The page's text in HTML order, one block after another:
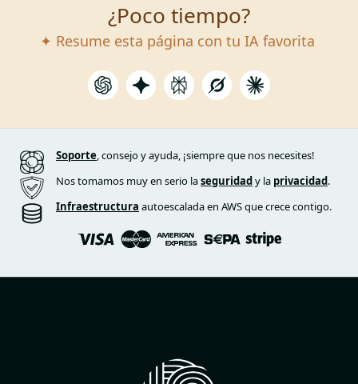
¿Poco tiempo?
✦ Resume esta página con tu IA favorita
Soporte, consejo y ayuda, ¡siempre que nos necesites!
Nos tomamos muy en serio laseguridady la privacidad.
Infraestructura autoescalada en AWS que crece contigo.